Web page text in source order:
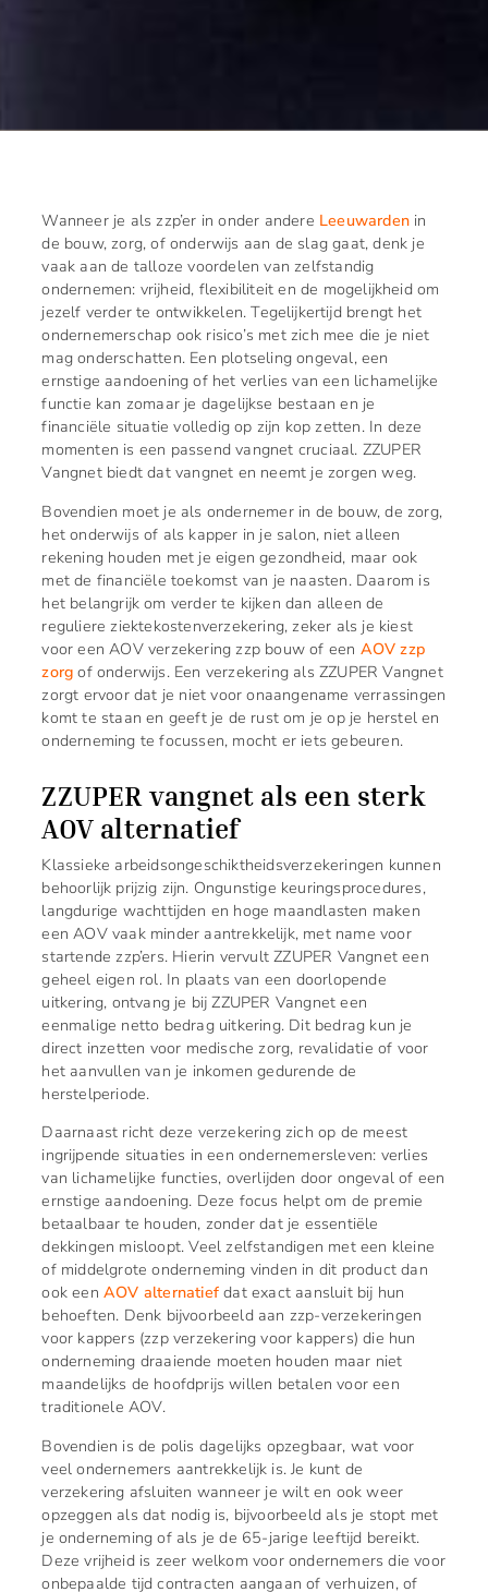
Wanneer je als zzp’er in onder andere Leeuwarden in
de bouw, zorg, of onderwijs aan de slag gaat, denk je
vaak aan de talloze voordelen van zelfstandig
ondernemen: vrijheid, flexibiliteit en de mogelijkheid om
jezelf verder te ontwikkelen. Tegelijkertijd brengt het
ondernemerschap ook risico’s met zich mee die je niet
mag onderschatten. Een plotseling ongeval, een
ernstige aandoening of het verlies van een lichamelijke
functie kan zomaar je dagelijkse bestaan en je
financiële situatie volledig op zijn kop zetten. In deze
momenten is een passend vangnet cruciaal. ZZUPER
Vangnet biedt dat vangnet en neemt je zorgen weg.
Bovendien moet je als ondernemer in de bouw, de zorg,
het onderwijs of als kapper in je salon, niet alleen
rekening houden met je eigen gezondheid, maar ook
met de financiële toekomst van je naasten. Daarom is
het belangrijk om verder te kijken dan alleen de
reguliere ziektekostenverzekering, zeker als je kiest
voor een AOV verzekering zzp bouw of een AOV zzp
zorg of onderwijs. Een verzekering als ZZUPER Vangnet
zorgt ervoor dat je niet voor onaangename verrassingen
komt te staan en geeft je de rust om je op je herstel en
onderneming te focussen, mocht er iets gebeuren.
ZZUPER vangnet als een sterk
AOV alternatief
Klassieke arbeidsongeschiktheidsverzekeringen kunnen
behoorlijk prijzig zijn. Ongunstige keuringsprocedures,
langdurige wachttijden en hoge maandlasten maken
een AOV vaak minder aantrekkelijk, met name voor
startende zzp’ers. Hierin vervult ZZUPER Vangnet een
geheel eigen rol. In plaats van een doorlopende
uitkering, ontvang je bij ZZUPER Vangnet een
eenmalige netto bedrag uitkering. Dit bedrag kun je
direct inzetten voor medische zorg, revalidatie of voor
het aanvullen van je inkomen gedurende de
herstelperiode.
Daarnaast richt deze verzekering zich op de meest
ingrijpende situaties in een ondernemersleven: verlies
van lichamelijke functies, overlijden door ongeval of een
ernstige aandoening. Deze focus helpt om de premie
betaalbaar te houden, zonder dat je essentiële
dekkingen misloopt. Veel zelfstandigen met een kleine
of middelgrote onderneming vinden in dit product dan
ook een AOV alternatief dat exact aansluit bij hun
behoeften. Denk bijvoorbeeld aan zzp-verzekeringen
voor kappers (zzp verzekering voor kappers) die hun
onderneming draaiende moeten houden maar niet
maandelijks de hoofdprijs willen betalen voor een
traditionele AOV.
Bovendien is de polis dagelijks opzegbaar, wat voor
veel ondernemers aantrekkelijk is. Je kunt de
verzekering afsluiten wanneer je wilt en ook weer
opzeggen als dat nodig is, bijvoorbeeld als je stopt met
je onderneming of als je de 65-jarige leeftijd bereikt.
Deze vrijheid is zeer welkom voor ondernemers die voor
onbepaalde tijd contracten aangaan of verhuizen, of